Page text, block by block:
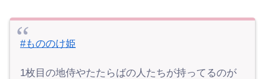
#もののけ姫
1枚目の地侍やたたらばの人たちが持ってるのが